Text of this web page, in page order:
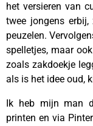
het versieren van
twee jongens
peuzelen.
spelletjes, maar
zoals zakdoekje
als is het idee oud,
Ik heb mijn man
printen en via